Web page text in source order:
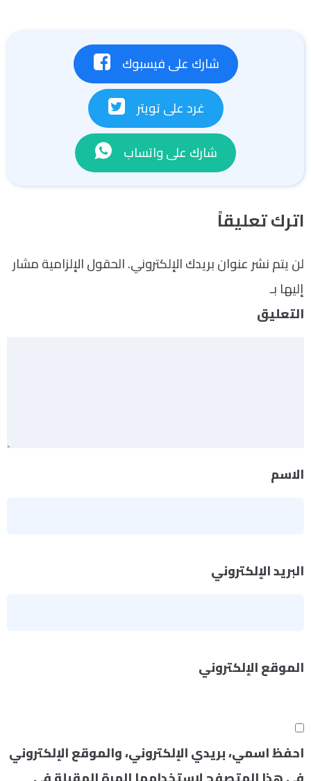
شارك على فيسبوك
غرد على تويتر
شارك على واتساب
اترك تعليقاً
لن يتم نشر عنوان بريدك الإلكتروني.الحقول الإلزامية مشار
إليها بـ
التعليق
الاسم
البريد الإلكتروني
الموقع الإلكتروني
احفظ اسمي، بريدي الإلكتروني، والموقع الإلكتروني